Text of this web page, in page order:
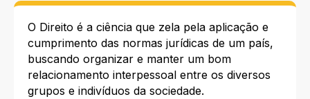
O Direito é a ciência que zela pela aplicação e
cumprimento das normas jurídicas de um país,
buscando organizar e manter um bom
relacionamento interpessoal entre os diversos
grupos e indivíduos da sociedade.